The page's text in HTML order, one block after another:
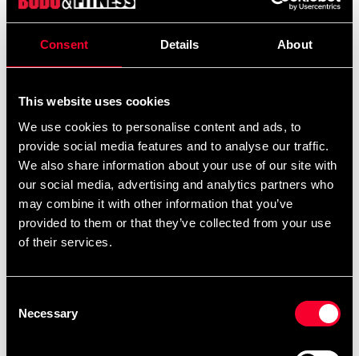
Consent Details About
This website uses cookies
We use cookies to personalise content and ads, to
provide social media features and to analyse our traffic.
We also share information about your use of our site with
our social media, advertising and analytics partners who
may combine it with other information that you’ve
provided to them or that they’ve collected from your use
of their services.
Selection
Necessary
Gymstick MyoFascia dubbel massage-boll:
både myofasciell frigöring för att utjämna
vävnader i hela kroppen. Massage-bollen hjälper till
att rikta små områden och penetrera vävnaden
djupare. Vid regelbunden användning är musklerna
mer avslappnade och rörelser och kroppsställningar
förbättras. Kan med fördel användas både vid
förebyggande syfte som vid behandling/återhämtning.
Produktegenskaper:
Material:
På Gymstick's officiella